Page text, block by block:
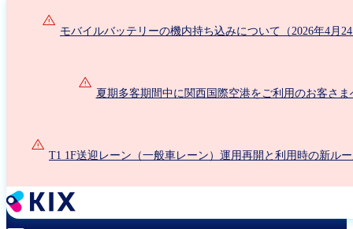
モバイルバッテリーの機内持ち込みについて（2026年4月
夏期多客期間中に関西国際空港をご利用のお客さま
T1 1F送迎レーン（一般車レーン）運用再開と利用時の新ル